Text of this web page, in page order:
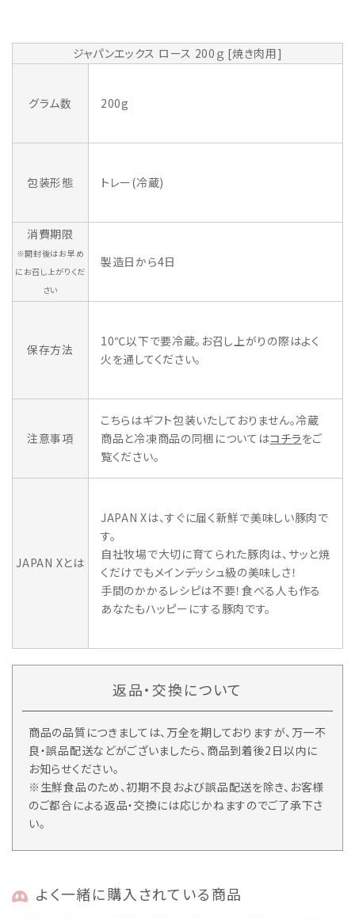
ジャパンエックス ロース 200ｇ [焼き肉用]
グラム数 200g
包装形態 トレー(冷蔵)
消費期限
※開封後はお早め
にお召し上がりくだ
さい
製造日から4日
保存方法
10℃以下で要冷蔵。お召し上がりの際はよく
火を通してください。
注意事項
こちらはギフト包装いたしておりません。冷蔵
商品と冷凍商品の同梱についてはコチラをご
覧ください。
JAPAN Xとは
JAPAN Xは、すぐに届く新鮮で美味しい豚肉で
す。
自社牧場で大切に育てられた豚肉は、サッと焼
くだけでもメインデッシュ級の美味しさ！
手間のかかるレシピは不要！食べる人も作る
あなたもハッピーにする豚肉です。
返品・交換について
商品の品質につきましては、万全を期しておりますが、万一不
良・誤品配送などがございましたら、商品到着後2日以内に
お知らせください。
※生鮮食品のため、初期不良および誤品配送を除き、お客様
のご都合による返品・交換には応じかねますのでご了承下さ
い。
よく一緒に購入されている商品